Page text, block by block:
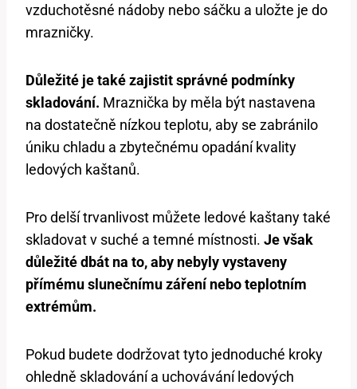
⁣vzduchotěsné ​nádoby nebo sáčku a uložte⁤ je do
mrazničky.
Důležité je⁣ také zajistit správné podmínky
skladování. Mraznička by měla být nastavena
na dostatečně nízkou teplotu, aby se zabránilo
úniku chladu​ a‌ zbytečnému opadání kvality
‍ledových⁢ kaštanů.
Pro delší trvanlivost můžete ⁢ledové kaštany také
skladovat v suché a temné místnosti. Je však
důležité dbát na to, aby⁢ nebyly vystaveny
přímému slunečnímu záření nebo teplotním
extrémům.
Pokud ⁢budete dodržovat⁣ tyto jednoduché kroky
ohledně skladování​ a uchovávání ledových